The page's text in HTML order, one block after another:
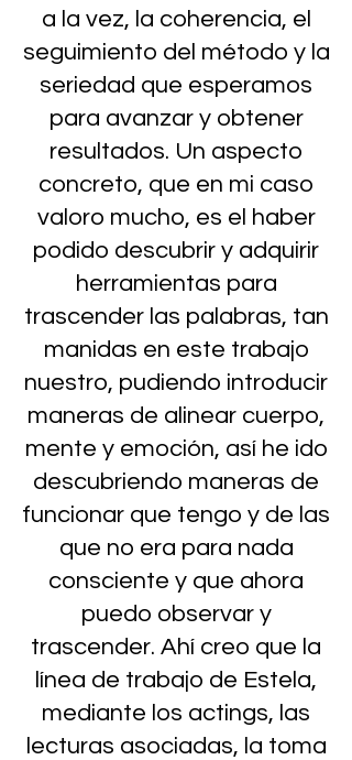
a la vez, la coherencia, el
seguimiento del método y la
seriedad que esperamos
para avanzar y obtener
resultados. Un aspecto
concreto, que en mi caso
valoro mucho, es el haber
podido descubrir y adquirir
herramientas para
trascender las palabras, tan
manidas en este trabajo
nuestro, pudiendo introducir
maneras de alinear cuerpo,
mente y emoción, así he ido
descubriendo maneras de
funcionar que tengo y de las
que no era para nada
consciente y que ahora
puedo observar y
trascender. Ahí creo que la
línea de trabajo de Estela,
mediante los actings, las
lecturas asociadas, la toma